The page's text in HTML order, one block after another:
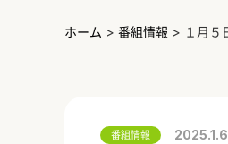
ホーム > 番組情報 > １月５
番組情報 2025.1.6